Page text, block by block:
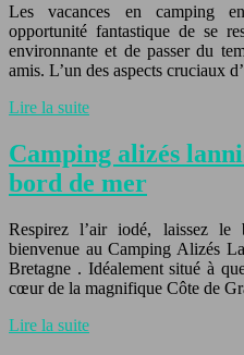
Les vacances en camping
opportunité fantastique de se
environnante et de passer du
amis. L’un des aspects cruciaux
Lire la suite
Camping alizés
bord de mer
Respirez l’air iodé, laissez
bienvenue au Camping Alizés
Bretagne . Idéalement situé à
cœur de la magnifique Côte de
Lire la suite